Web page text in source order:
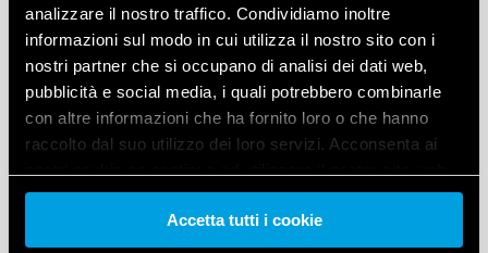
analizzare il nostro traffico. Condividiamo inoltre
informazioni sul modo in cui utilizza il nostro sito con i
nostri partner che si occupano di analisi dei dati web,
pubblicità e social media, i quali potrebbero combinarle
con altre informazioni che ha fornito loro o che hanno
raccolto dal suo utilizzo dei loro servizi. Acconsenta ai
Vai alla Cookie Policy complet a
Accetta tutti i cookie